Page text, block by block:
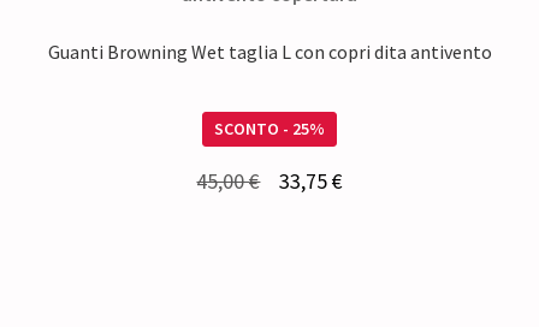
Guanti Browning Wet taglia L con copri dita antivento
SCONTO - 25%
45,00€ 33,75€Il